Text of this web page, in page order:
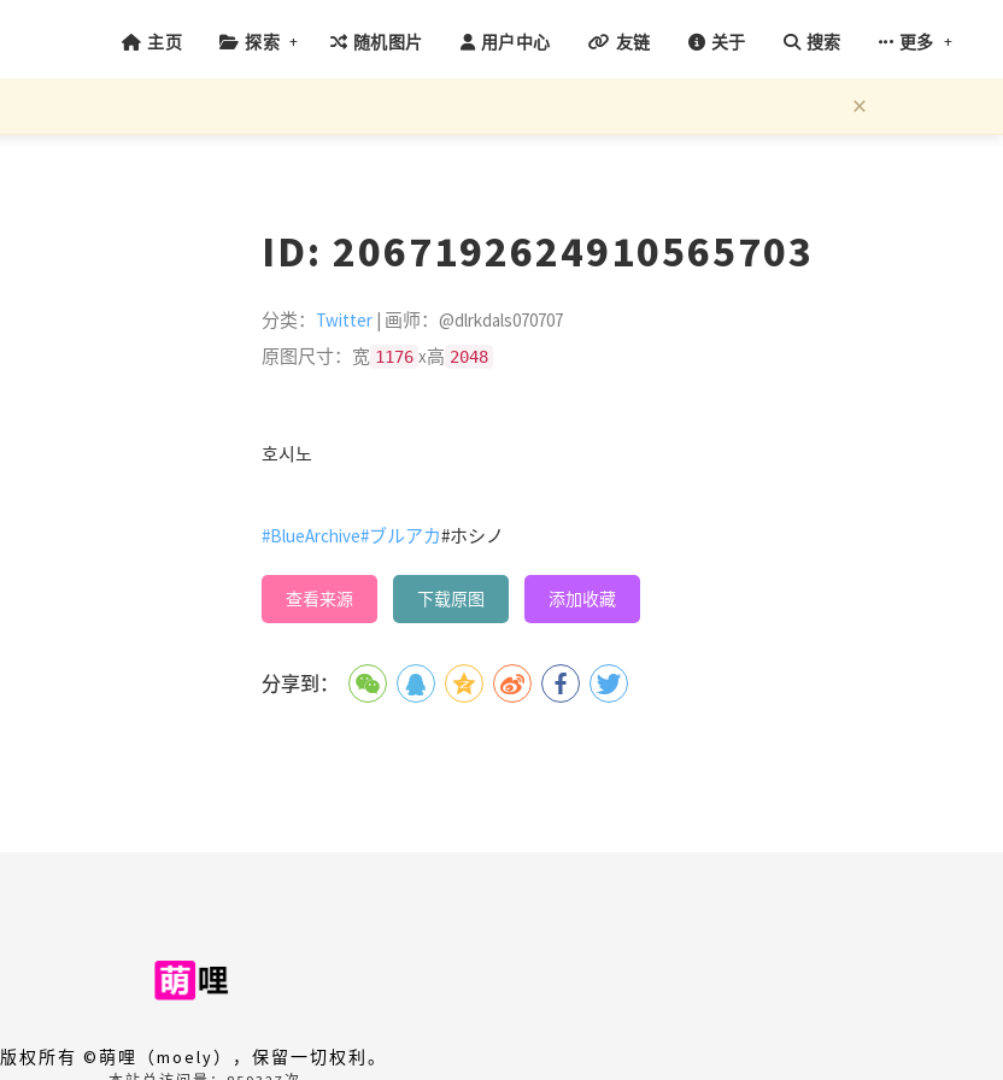
主页 探索 + 随机图片 用户中心 友链 关于 搜索 更多 +
×
ID: 2067192624910565703
分类： Twitter | 画师：@dlrkdals070707
原图尺寸：宽 1176 x高 2048
호시노
#BlueArchive#ブルアカ#ホシノ
查看来源 下载原图 添加收藏
分享到：
版权所有 ©萌哩（moely），保留一切权利。